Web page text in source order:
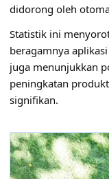
didorong oleh
Statistik ini
beragamnya
juga menunjukkan
peningkatan
signifikan.